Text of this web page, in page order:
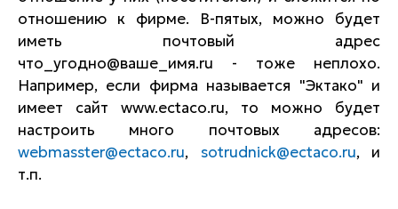
отношению к фирме. В-пятых, можно будет
иметь почтовый адрес
что_угодно@ваше_имя.ru - тоже неплохо.
Например, если фирма называется "Эктако" и
имеет сайт www.ectaco.ru, то можно будет
настроить много почтовых адресов:
webmasster@ectaco.ru, sotrudnick@ectaco.ru, и
т.п.